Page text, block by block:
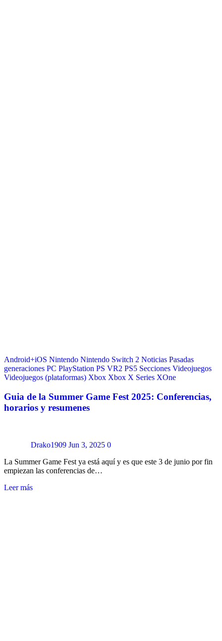
Android+iOS Nintendo Nintendo Switch 2 Noticias Pasadas
generaciones PC PlayStation PS VR2 PS5 Secciones Videojuegos
Videojuegos (plataformas) Xbox Xbox X Series XOne
Guia de la Summer Game Fest 2025: Conferencias,
horarios y resumenes
Drako1909 Jun 3, 2025 0
La Summer Game Fest ya está aquí y es que este 3 de junio por fin
empiezan las conferencias de…
Leer más